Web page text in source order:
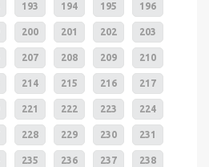
193 194 195 196
200 201 202 203
207 208 209 210
214 215 216 217
221 222 223 224
228 229 230 231
235 236 237 238